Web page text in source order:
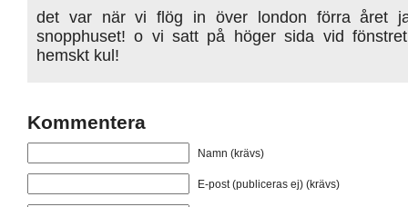
det var när vi flög in över london förra året
snopphuset! o vi satt på höger sida vid
hemskt kul!
Kommentera
Namn (krävs)
E-post (publiceras ej) (krävs)